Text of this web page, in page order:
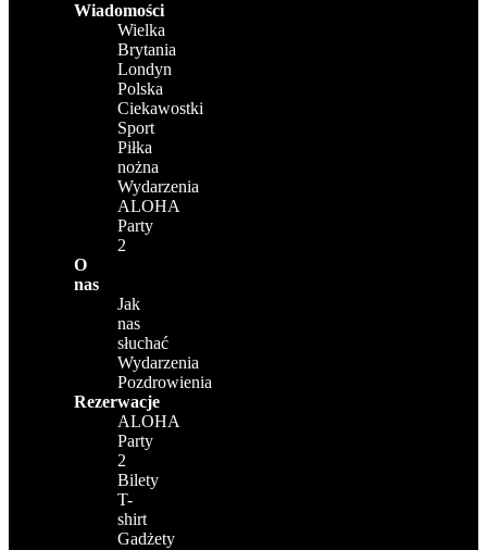
Wiadomości
Wielka
Brytania
Londyn
Polska
Ciekawostki
Sport
Piłka
nożna
Wydarzenia
ALOHA
Party
2
O
nas
Jak
nas
słuchać
Wydarzenia
Pozdrowienia
Rezerwacje
ALOHA
Party
2
Bilety
T-
shirt
Gadżety